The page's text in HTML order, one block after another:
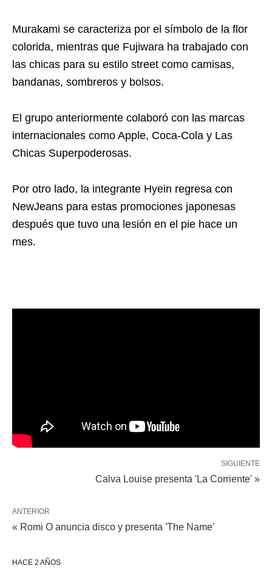
Murakami se caracteriza por el símbolo de la flor
colorida, mientras que Fujiwara ha trabajado con
las chicas para su estilo street como camisas,
bandanas, sombreros y bolsos.
El grupo anteriormente colaboró con las marcas
internacionales como Apple, Coca-Cola y Las
Chicas Superpoderosas.
Por otro lado, la integrante Hyein regresa con
NewJeans para estas promociones japonesas
después que tuvo una lesión en el pie hace un
mes.
SIGUIENTE
Calva Louise presenta 'La Corriente' »
ANTERIOR
« Romi O anuncia disco y presenta 'The Name'
HACE 2 AÑOS